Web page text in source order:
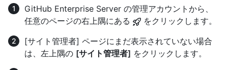
GitHub Enterprise Server の管理アカウントから、
任意のページの右上隅にある
をクリックします。
[サイト管理者] ページにまだ表示されていない場合
は、左上隅の [サイト管理者] をクリックします。